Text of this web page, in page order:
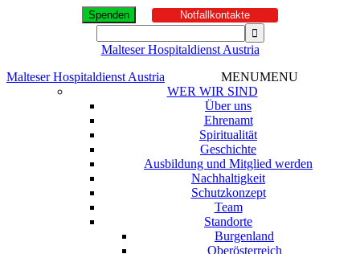
Spenden Notfallkontakte
Malteser Hospitaldienst Austria
Malteser Hospitaldienst Austria
MENUMENU
WER WIR SIND
Über uns
Ehrenamt
Spiritualität
Geschichte
Ausbildung und Mitglied werden
Nachhaltigkeit
Schutzkonzept
Team
Standorte
Burgenland
Oberösterreich